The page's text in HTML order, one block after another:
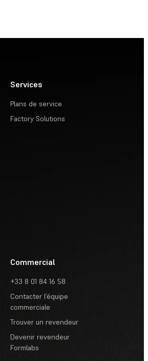
Services
Plans de service
Factory Solutions
Commercial
+33 8 01 84 16 58
Contacter l’équipe
commerciale
Trouver un revendeur
Devenir revendeur
Formlabs